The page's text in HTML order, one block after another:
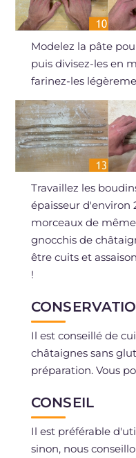
Modelez la pâte
puis divisez-les en
farinez-les
Travaillez les
épaisseur d'environ
morceaux de
gnocchis de
être cuits et
!
Il est conseillé de
châtaignes sans
préparation. Vous
CONSEIL
Il est préférable
sinon, nous